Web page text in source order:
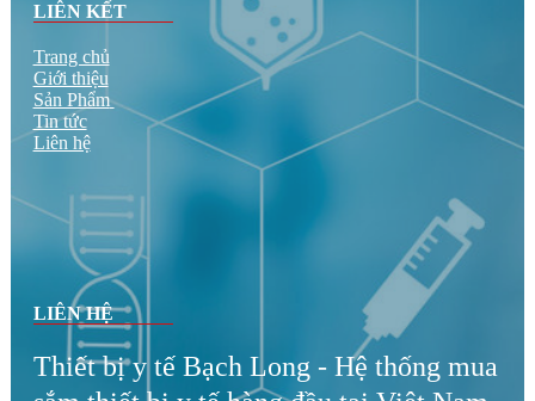
LIÊN KẾT
Trang chủ
Giới thiệu
Sản Phẩm
Tin tức
Liên hệ
LIÊN HỆ
Thiết bị y tế Bạch Long - Hệ thống mua